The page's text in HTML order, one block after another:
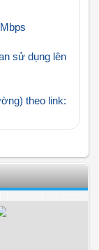
sử dụng lên
theo link: